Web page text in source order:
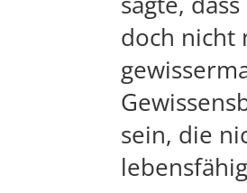
doch nicht
sein, die